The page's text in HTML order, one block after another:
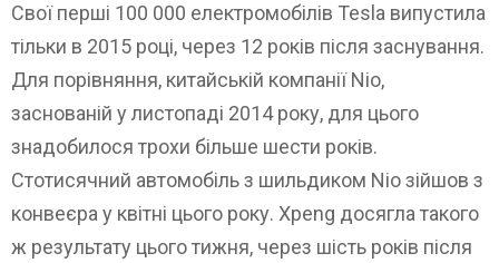
Свої перші 100 000 електромобілів Tesla випустила
тільки в 2015 році, через 12 років після заснування.
Для порівняння, китайській компанії Nio,
заснованій у листопаді 2014 року, для цього
знадобилося трохи більше шести років.
Стотисячний автомобіль з шильдиком Nio зійшов з
конвеєра у квітні цього року. Xpeng досягла такого
ж результату цього тижня, через шість років після